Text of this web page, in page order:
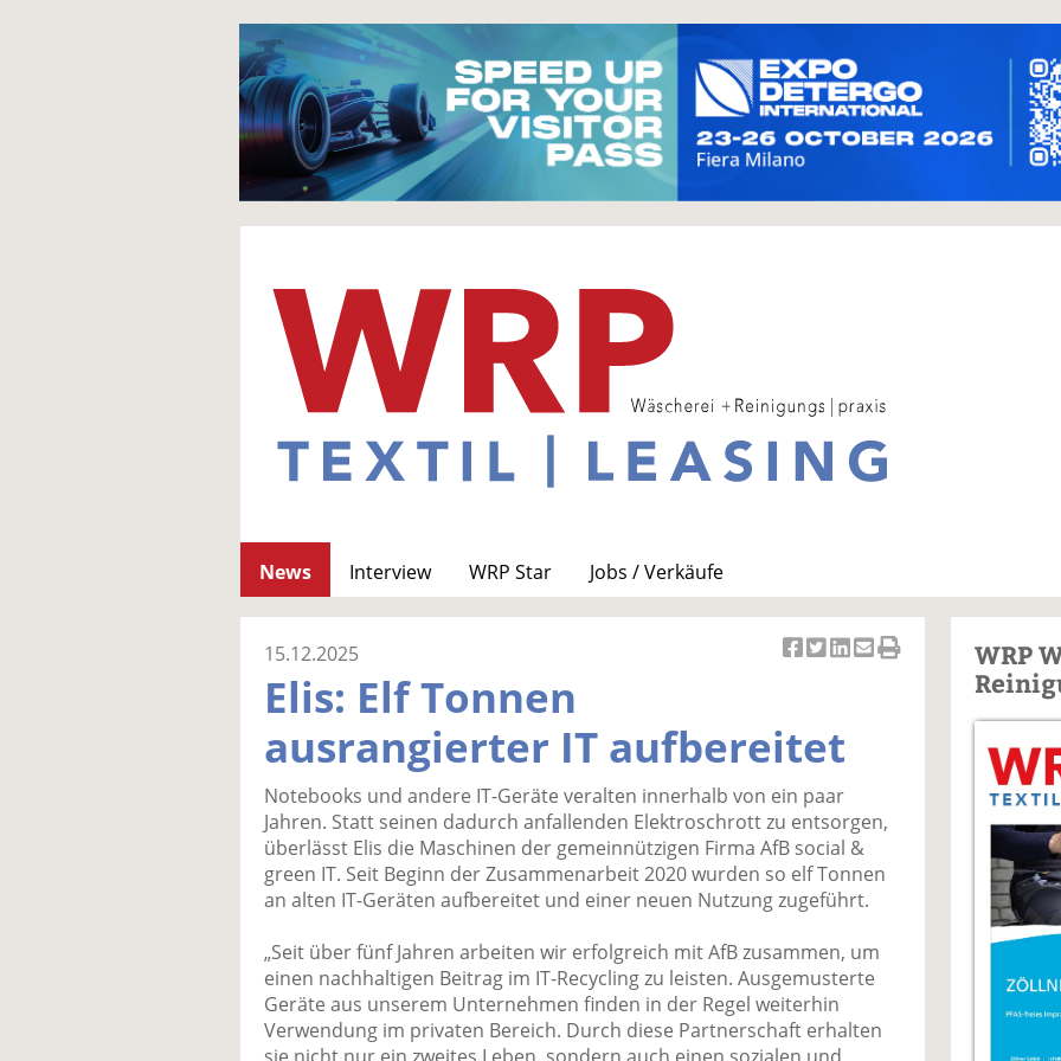
News Interview WRP Star
Jobs / Verkäufe
el
uf
F
ac
e
b
o
k
te
il
el
wi
tt
er
n
el
uf
Li
n
k
e
n
te
il
e
E
m
ai
l
er
se
d
ck
n
15.12.2025
Elis: Elf Tonnen
ausrangierter IT aufbereitet
Notebooks und andere IT-Geräte veralten innerhalb von ein paar
Jahren. Statt seinen dadurch anfallenden Elektroschrott zu entsorgen,
überlässt Elis die Maschinen der gemeinnützigen Firma AfB social &
green IT. Seit Beginn der Zusammenarbeit 2020 wurden so elf Tonnen
an alten IT-Geräten aufbereitet und einer neuen Nutzung zugeführt.
„Seit über fünf Jahren arbeiten wir erfolgreich mit AfB zusammen, um
einen nachhaltigen Beitrag im IT-Recycling zu leisten. Ausgemusterte
Geräte aus unserem Unternehmen finden in der Regel weiterhin
Verwendung im privaten Bereich. Durch diese Partnerschaft erhalten
WRP